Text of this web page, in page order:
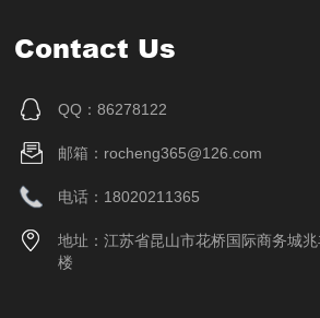
Contact Us
QQ：86278122
邮箱：rocheng365@126.com
电话：18020211365
地址：江苏省昆山市花桥国际商务城
楼